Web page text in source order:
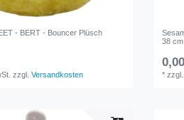
- BERT - Bouncer Plüsch
zzgl.Versandkosten
38 cm
*zzgl.